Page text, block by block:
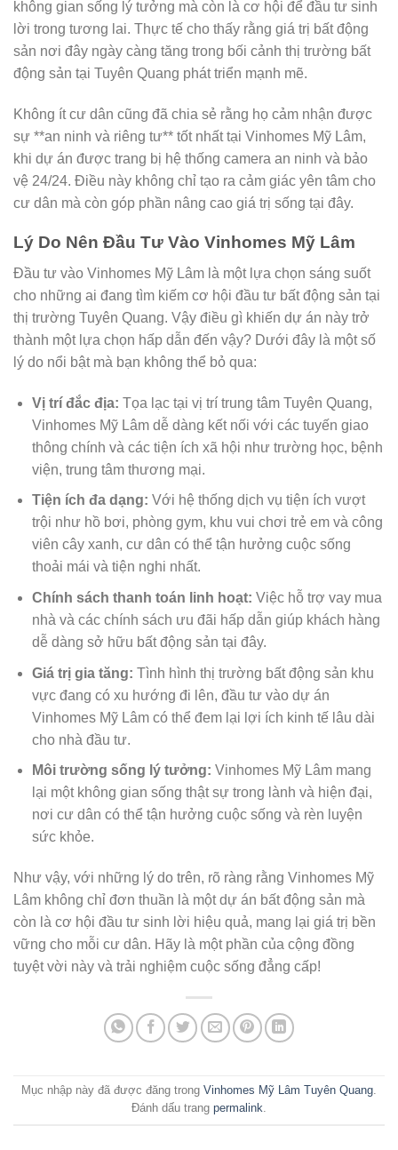
không gian sống lý tưởng mà còn là cơ hội để đầu tư sinh
lời trong tương lai. Thực tế cho thấy rằng giá trị bất động
sản nơi đây ngày càng tăng trong bối cảnh thị trường bất
động sản tại Tuyên Quang phát triển mạnh mẽ.
Không ít cư dân cũng đã chia sẻ rằng họ cảm nhận được
sự **an ninh và riêng tư** tốt nhất tại Vinhomes Mỹ Lâm,
khi dự án được trang bị hệ thống camera an ninh và bảo
vệ 24/24. Điều này không chỉ tạo ra cảm giác yên tâm cho
cư dân mà còn góp phần nâng cao giá trị sống tại đây.
Lý Do Nên Đầu Tư Vào Vinhomes Mỹ Lâm
Đầu tư vào Vinhomes Mỹ Lâm là một lựa chọn sáng suốt
cho những ai đang tìm kiếm cơ hội đầu tư bất động sản tại
thị trường Tuyên Quang. Vậy điều gì khiến dự án này trở
thành một lựa chọn hấp dẫn đến vậy? Dưới đây là một số
lý do nổi bật mà bạn không thể bỏ qua:
Vị trí đắc địa: Tọa lạc tại vị trí trung tâm Tuyên Quang,
Vinhomes Mỹ Lâm dễ dàng kết nối với các tuyến giao
thông chính và các tiện ích xã hội như trường học, bệnh
viện, trung tâm thương mại.
Tiện ích đa dạng: Với hệ thống dịch vụ tiện ích vượt
trội như hồ bơi, phòng gym, khu vui chơi trẻ em và công
viên cây xanh, cư dân có thể tận hưởng cuộc sống
thoải mái và tiện nghi nhất.
Chính sách thanh toán linh hoạt: Việc hỗ trợ vay mua
nhà và các chính sách ưu đãi hấp dẫn giúp khách hàng
dễ dàng sở hữu bất động sản tại đây.
Giá trị gia tăng: Tình hình thị trường bất động sản khu
vực đang có xu hướng đi lên, đầu tư vào dự án
Vinhomes Mỹ Lâm có thể đem lại lợi ích kinh tế lâu dài
cho nhà đầu tư.
Môi trường sống lý tưởng: Vinhomes Mỹ Lâm mang
lại một không gian sống thật sự trong lành và hiện đại,
nơi cư dân có thể tận hưởng cuộc sống và rèn luyện
sức khỏe.
Như vậy, với những lý do trên, rõ ràng rằng Vinhomes Mỹ
Lâm không chỉ đơn thuần là một dự án bất động sản mà
còn là cơ hội đầu tư sinh lời hiệu quả, mang lại giá trị bền
vững cho mỗi cư dân. Hãy là một phần của cộng đồng
tuyệt vời này và trải nghiệm cuộc sống đẳng cấp!
Mục nhập này đã được đăng trong Vinhomes Mỹ Lâm Tuyên Quang.
Đánh dấu trang permalink.